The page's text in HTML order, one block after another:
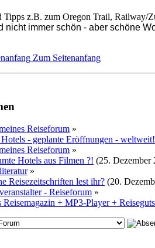
Tipps z.B. zum Oregon Trail, Railway/
nicht immer schön - aber schöne
Zum Seitenanfang
Reiseforum »
- geplante Eröffnungen - weltweit!
Reiseforum »
Hotels aus Filmen ?! (25. Dezember
»
Reisezeitschriften lest ihr? (20.
- Reiseforum »
Reisemagazin + MP3-Player +